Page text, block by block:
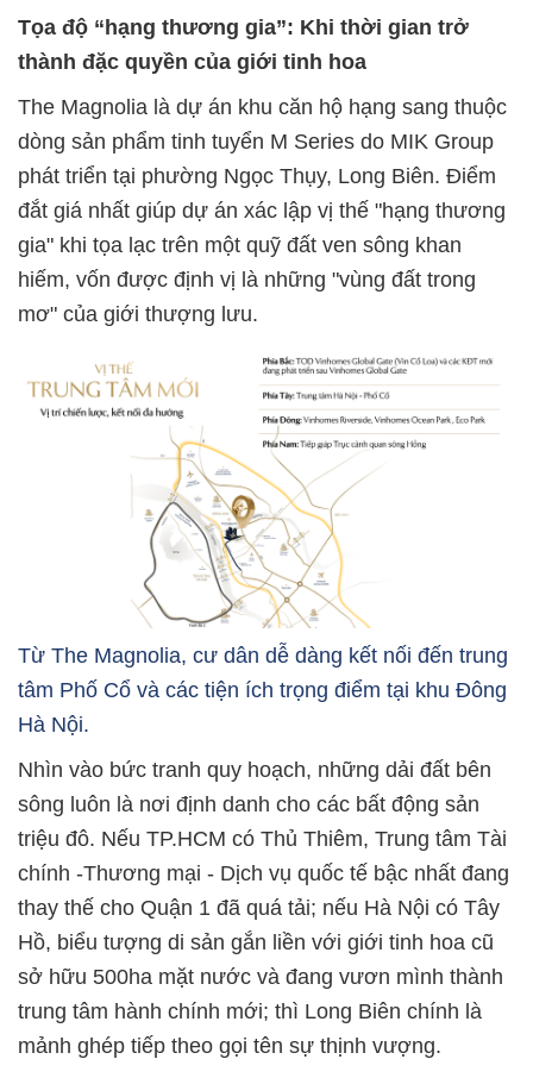
Tọa độ “hạng thương gia”: Khi thời gian trở
thành đặc quyền của giới tinh hoa
The Magnolia là dự án khu căn hộ hạng sang thuộc
dòng sản phẩm tinh tuyển M Series do MIK Group
phát triển tại phường Ngọc Thụy, Long Biên. Điểm
đắt giá nhất giúp dự án xác lập vị thế "hạng thương
gia" khi tọa lạc trên một quỹ đất ven sông khan
hiếm, vốn được định vị là những "vùng đất trong
mơ" của giới thượng lưu.
Từ The Magnolia, cư dân dễ dàng kết nối đến trung
tâm Phố Cổ và các tiện ích trọng điểm tại khu Đông
Hà Nội.
Nhìn vào bức tranh quy hoạch, những dải đất bên
sông luôn là nơi định danh cho các bất động sản
triệu đô. Nếu TP.HCM có Thủ Thiêm, Trung tâm Tài
chính -Thương mại - Dịch vụ quốc tế bậc nhất đang
thay thế cho Quận 1 đã quá tải; nếu Hà Nội có Tây
Hồ, biểu tượng di sản gắn liền với giới tinh hoa cũ
sở hữu 500ha mặt nước và đang vươn mình thành
trung tâm hành chính mới; thì Long Biên chính là
mảnh ghép tiếp theo gọi tên sự thịnh vượng.